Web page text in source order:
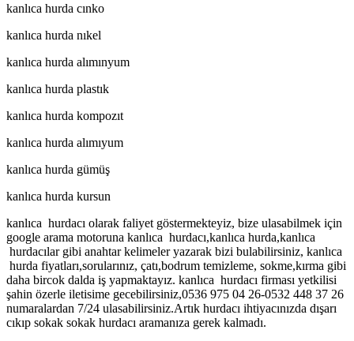
kanlıca hurda cınko
kanlıca hurda nıkel
kanlıca hurda alımınyum
kanlıca hurda plastık
kanlıca hurda kompozıt
kanlıca hurda alımıyum
kanlıca hurda gümüş
kanlıca hurda kursun
kanlıca hurdacı olarak faliyet göstermekteyiz, bize ulasabilmek için
google arama motoruna kanlıca hurdacı,kanlıca hurda,kanlıca
hurdacılar gibi anahtar kelimeler yazarak bizi bulabilirsiniz, kanlıca
hurda fiyatları,sorularınız, çatı,bodrum temizleme, sokme,kırma gibi
daha bircok dalda iş yapmaktayız. kanlıca hurdacı firması yetkilisi
şahin özerle iletisime gecebilirsiniz,0536 975 04 26-0532 448 37 26
numaralardan 7/24 ulasabilirsiniz.Artık hurdacı ihtiyacınızda dışarı
cıkıp sokak sokak hurdacı aramanıza gerek kalmadı.